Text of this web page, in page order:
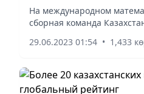
Балканской
На международном
сборная команда
29.06.2023 01:54 • 1,433